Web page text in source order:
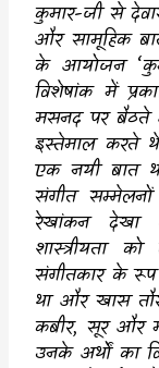
कुमार-जी से
और सामूहिक
के आयोजन ‘
विशेषांक में
मसनद पर बैठते
इस्तेमाल करते
एक नयी बात
संगीत
रेखांकन देखा
शास्त्रीयता
संगीतकार के रूप
था और खास
कबीर, सूर और
उनके अर्थों का